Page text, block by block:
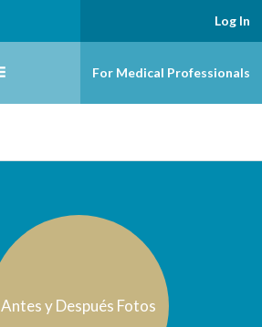
Log In
For Medical Professionals
Antes y Después Fotos